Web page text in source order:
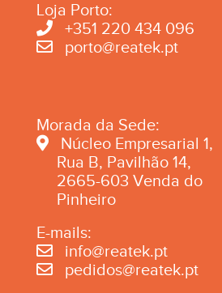
Loja Porto:
+351 220 434 096
porto@reatek.pt
Morada da Sede:
Núcleo Empresarial 1,
Rua B, Pavilhão 14,
2665-603 Venda do
Pinheiro
E-mails:
info@reatek.pt
pedidos@reatek.pt